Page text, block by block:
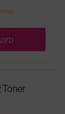
Toner